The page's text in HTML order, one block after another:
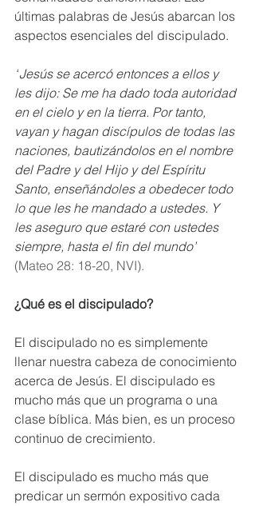
últimas palabras de Jesús abarcan los
aspectos esenciales del discipulado.
“Jesús se acercó entonces a ellos y
les dijo: Se me ha dado toda autoridad
en el cielo y en la tierra. Por tanto,
vayan y hagan discípulos de todas las
naciones, bautizándolos en el nombre
del Padre y del Hijo y del Espíritu
Santo, enseñándoles a obedecer todo
lo que les he mandado a ustedes. Y
les aseguro que estaré con ustedes
siempre, hasta el fin del mundo”
(Mateo 28: 18-20, NVI).
¿Qué es el discipulado?
El discipulado no es simplemente
llenar nuestra cabeza de conocimiento
acerca de Jesús. El discipulado es
mucho más que un programa o una
clase bíblica. Más bien, es un proceso
continuo de crecimiento.
El discipulado es mucho más que
predicar un sermón expositivo cada